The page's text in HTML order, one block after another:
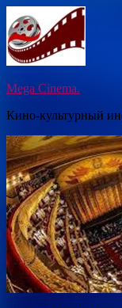
Перейти
к
содержимому
Mega Cinema.
Кино-культурный